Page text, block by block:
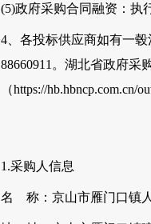
(5)政府采购合同融资：执
4、各投标供应商如有一
88660911。 湖北省政府采
（https://hb.hbncp.com.cn/
1.采购人信息
名 称： 京山市雁门口镇